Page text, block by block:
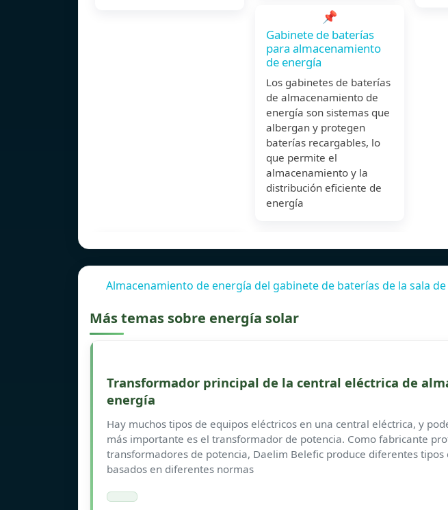
📌
Gabinete de baterías
para almacenamiento
de energía
Los gabinetes de baterías
de almacenamiento de
energía son sistemas que
albergan y protegen
baterías recargables, lo
que permite el
almacenamiento y la
distribución eficiente de
energía
Almacenamiento de energía del gabinete de baterías de la sala de
Más temas sobre energía solar
Transformador principal de la central eléctrica de
energía
Hay muchos tipos de equipos eléctricos en una central eléctrica, y
más importante es el transformador de potencia. Como fabricante
transformadores de potencia, Daelim Belefic produce diferentes
basados en diferentes normas